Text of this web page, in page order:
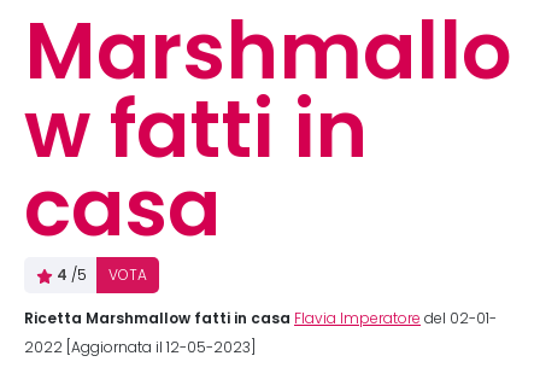
Marshmallo
w fatti in
casa
4 /5 VOTA
Ricetta Marshmallow fatti in casa Flavia Imperatore del 02-01-
2022 [Aggiornata il 12-05-2023]